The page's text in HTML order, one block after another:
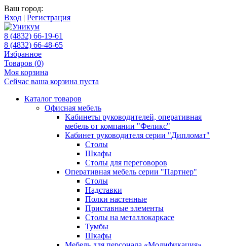
Ваш город:
Вход | Регистрация
8 (4832) 66-19-61
8 (4832) 66-48-65
Избранное
Товаров (0)
Моя корзина
Сейчас ваша корзина пуста
Каталог товаров
Офисная мебель
Kабинеты руководителей, оперативная
мебель от компании "Феликс"
Кабинет руководителя серии "Дипломат"
Столы
Шкафы
Столы для переговоров
Оперативная мебель серии "Партнер"
Столы
Надставки
Полки настенные
Приставные элементы
Столы на металлокаркасе
Тумбы
Шкафы